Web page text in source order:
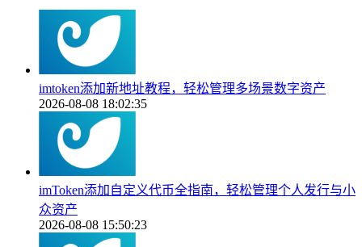
imtoken添加新地址教程，轻松管理多场景数字资产
2026-08-08 18:02:35
imToken添加自定义代币全指南，轻松管理个人发行与小
众资产
2026-08-08 15:50:23